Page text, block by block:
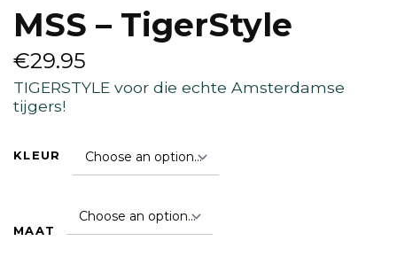
MSS – TigerStyle
€29.95
TIGERSTYLE voor die echte Amsterdamse
tijgers!
KLEUR
MAAT